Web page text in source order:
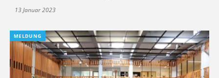
13 Januar 2023
MELDUNG